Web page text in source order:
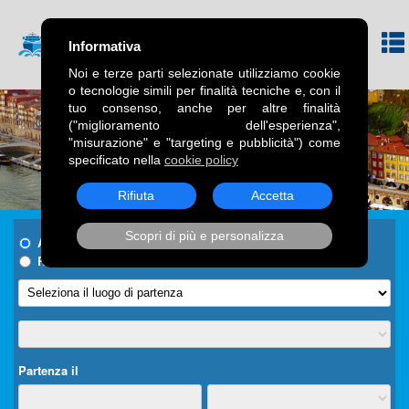
Informativa
Noi e terze parti selezionate utilizziamo cookie
o tecnologie simili per finalità tecniche e, con il
tuo consenso, anche per altre finalità
("miglioramento dell'esperienza",
"misurazione" e "targeting e pubblicità") come
specificato nella cookie policy
Rifiuta Accetta
Scopri di più e personalizza